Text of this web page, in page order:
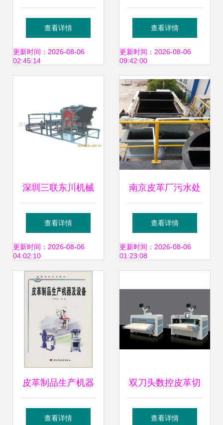
用于鞋面鞋底橡胶
皮革EVA PU PVC
高清图_细节图-东
莞市汇乔机械 -
查看详情
更新时间：2026-08-06
02:45:14
机械式皮革冲孔 日
本技术 野田制造】
价格,厂家,图片,其
他非织造机械,东莞
市野田自动化设备-
查看详情
更新时间：2026-08-06
09:42:00
深圳三联东川机械
设备——引领皮革
加工设备新潮流
查看详情
更新时间：2026-08-06
04:02:10
南京皮革厂污水处
理设备与工艺特点
及皮革机械协同技
查看详情
更新时间：2026-08-06
01:23:08
皮革制品生产机器
及设备 现代化皮革
查看详情
双刀头数控皮革切
割机 效率提升两倍
查看详情